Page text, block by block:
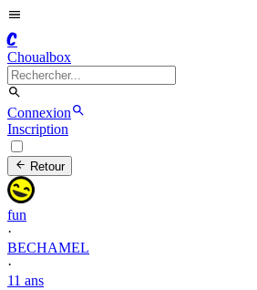
C
Choualbox
Connexion
Inscription
Retour
fun
·
BECHAMEL
·
11 ans